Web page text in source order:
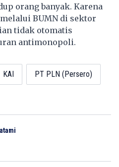
orang banyak. Karena
BUMN di sektor
tidak otomatis
antimonopoli.
KAI PT PLN (Persero)